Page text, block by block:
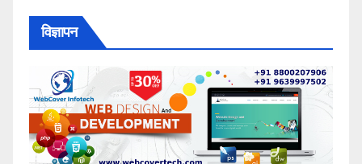
विज्ञापन